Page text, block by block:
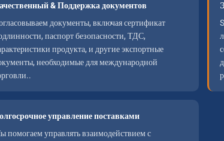
& Поддержка документов
документы, включая сертификат
паспорт безопасности, ТДС,
продукта, и другие экспортные
необходимые для международной
управление поставками
помогаем управлять взаимодействием с